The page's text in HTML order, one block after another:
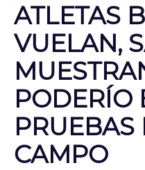
ATLETAS
VUELAN,
PODERÍO
PRUEBAS
CAMPO